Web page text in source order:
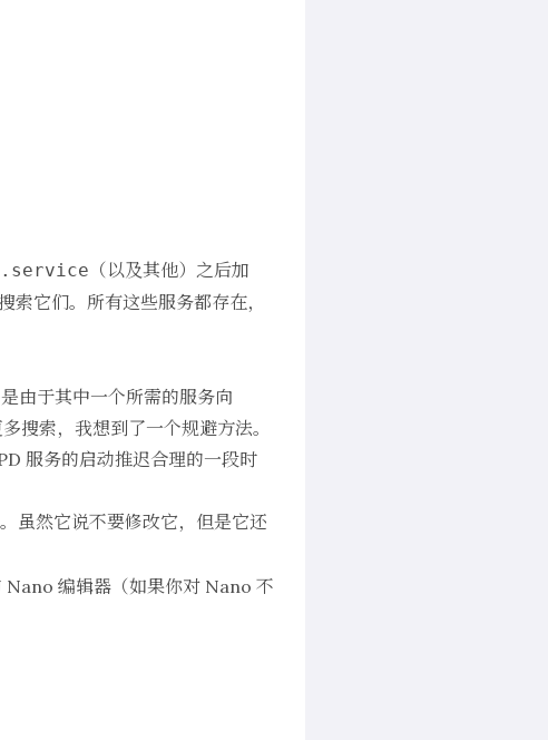
（以及其他）之后加
索它们。所有这些服务都存在，
由于其中一个所需的服务向
搜索，我想到了一个规避方法。
服务的启动推迟合理的一段时
虽然它说不要修改它，但是它还
Nano 编辑器（如果你对 Nano 不